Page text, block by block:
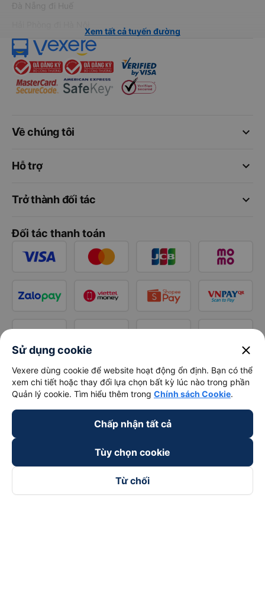
Đà Nẵng đi Huế
Xem tất cả tuyến đường
keyboard_arrow_down
Về chúng tôi
keyboard_arrow_down
Hỗ trợ
keyboard_arrow_down
Trở thành đối tác
Đối tác thanh toán
Sử dụng cookie close
Vexere dùng cookie để website hoạt động ổn định. Bạn có thể
xem chi tiết hoặc thay đổi lựa chọn bất kỳ lúc nào trong phần
Quản lý cookie. Tìm hiểu thêm trong Chính sách Cookie.
Chấp nhận tất cả
Tùy chọn cookie
Từ chối